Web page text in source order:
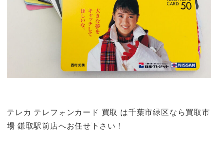
テレカ テレフォンカード 買取 は千葉市緑区なら買取市
場 鎌取駅前店へお任せ下さい！